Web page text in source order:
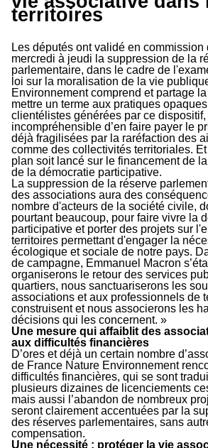
territoires
Les députés ont validé en commission
mercredi à jeudi la suppression de la
parlementaire, dans le cadre de
loi sur la moralisation de la vie
Environnement comprend et partage
mettre un terme aux pratiques
clientélistes générées par ce
incompréhensible d’en faire payer le
déjà fragilisées par la raréfaction des
comme des collectivités territoriales. Et
plan soit lancé sur le financement de
de la démocratie participative.
La suppression de la réserve
des associations aura des
nombre d'acteurs de la société civile,
pourtant beaucoup, pour faire vivre la
participative et porter des projets sur
territoires permettant d'engager la
écologique et sociale de notre pays.
de campagne, Emmanuel Macron
organiserons le retour des services
quartiers, nous sanctuariserons les
associations et aux professionnels de
construisent et nous associerons les
décisions qui les concernent. »
Une mesure qui affaiblit des
aux difficultés financières
D’ores et déjà un certain nombre
de France Nature Environnement
difficultés financières, qui se sont
plusieurs dizaines de licenciements
mais aussi l’abandon de nombreux
seront clairement accentuées par la
des réserves parlementaires, sans
compensation.
Une nécessité : protéger la vie